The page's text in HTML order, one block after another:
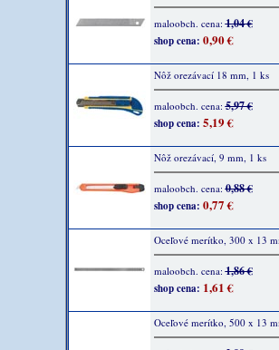
maloobch. cena:1,04 €
shop cena: 0,90 €
Nôž orezávací 18 mm, 1 ks
maloobch. cena:5,97 €
shop cena: 5,19 €
Nôž orezávací, 9 mm, 1 ks
maloobch. cena:0,88 €
shop cena: 0,77 €
Oceľové merítko, 300 x 13
maloobch. cena:1,86 €
shop cena: 1,61 €
Oceľové merítko, 500 x 13